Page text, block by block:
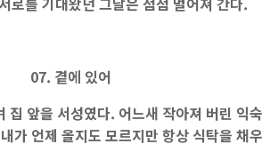
07. 곁에 있어
집 앞을 서성였다. 어느새 작아져 버린 익숙
가 언제 올지도 모르지만 항상 식탁을 채우